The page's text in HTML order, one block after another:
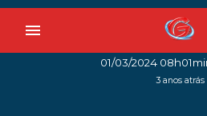
menu
01/03/2024
3 anos atrás